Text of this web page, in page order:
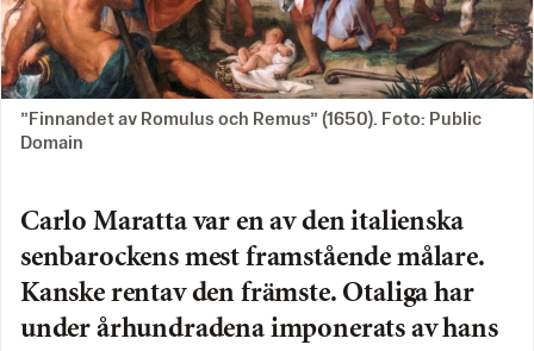
”Finnandet av Romulus och Remus” (1650). Foto: Public
Domain
Carlo Maratta var en av den italienska
senbarockens mest framstående målare.
Kanske rentav den främste. Otaliga har
under århundradena imponerats av hans